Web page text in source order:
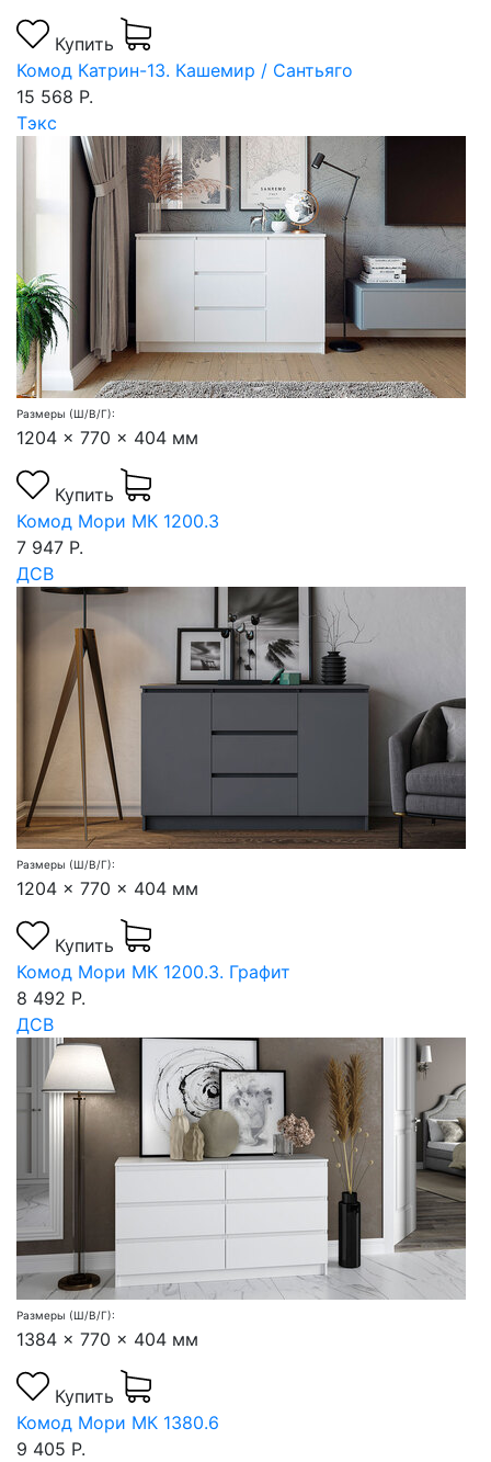
Купить
Комод Катрин-13. Кашемир / Сантьяго
15 568 Р.
Тэкс
Размеры (Ш/В/Г):
1204 x 770 x 404 мм
Купить
Комод Мори МК 1200.3
7 947 Р.
ДСВ
Размеры (Ш/В/Г):
1204 x 770 x 404 мм
Купить
Комод Мори МК 1200.3. Графит
8 492 Р.
ДСВ
Размеры (Ш/В/Г):
1384 x 770 x 404 мм
Купить
Комод Мори МК 1380.6
9 405 Р.